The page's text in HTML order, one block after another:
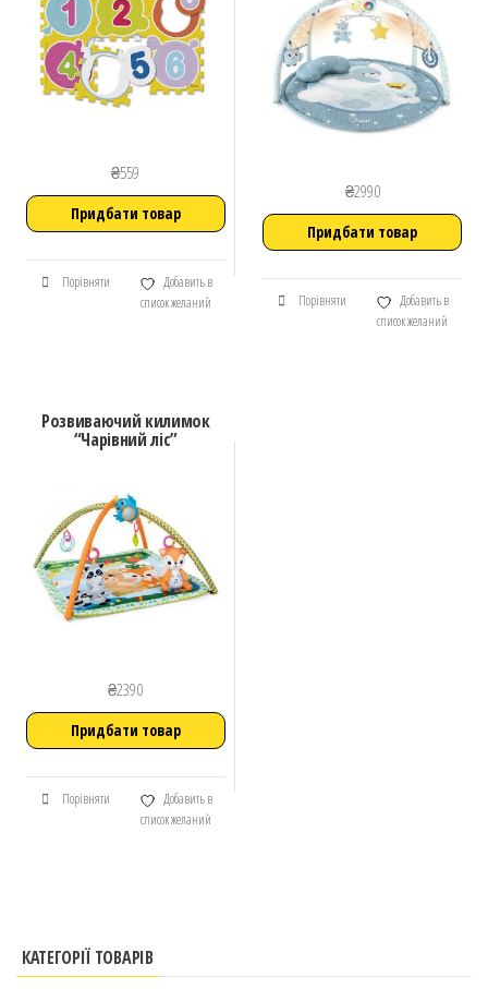
₴559
Придбати товар
Порівняти
Добавить в
список желаний
₴2990
Придбати товар
Порівняти
Добавить в
список желаний
Розвиваючий килимок
“Чарівний ліс”
₴2390
Придбати товар
Порівняти
Добавить в
список желаний
КАТЕГОРІЇ ТОВАРІВ